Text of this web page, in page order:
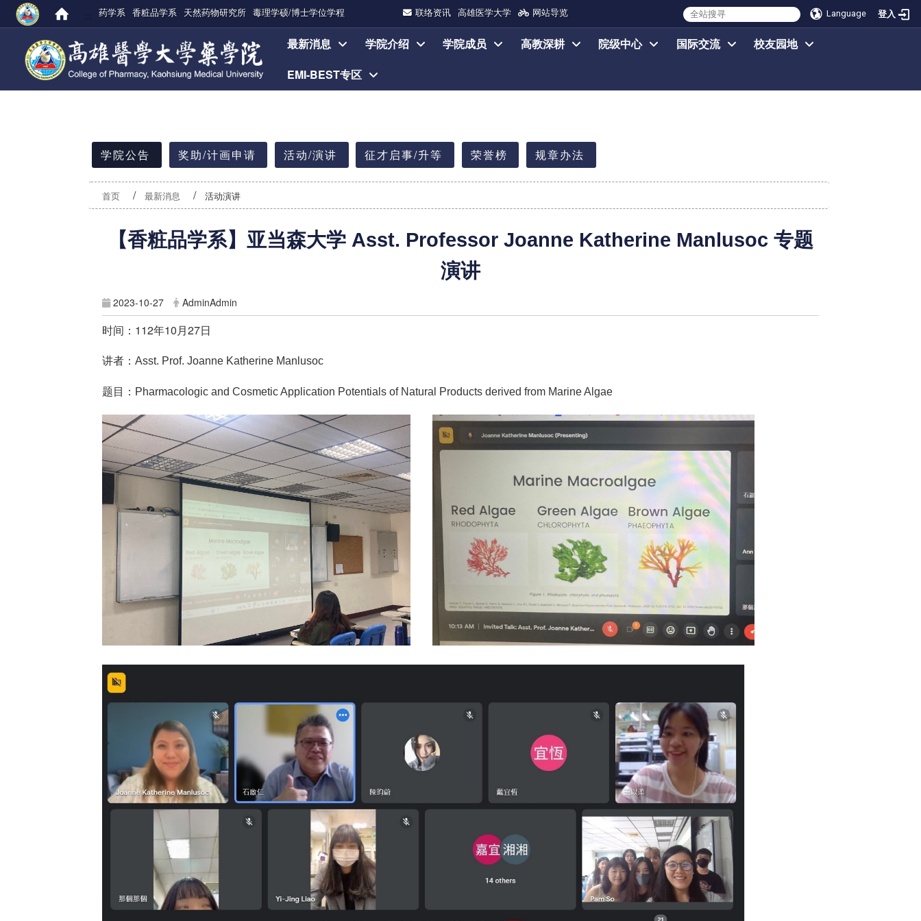
Language 登入
药学系 香粧品学系 天然药物研究所 毒理学硕/博士学位学程 联络资讯 高雄医学大学 网站导览
最新消息 学院介绍 学院成员 高教深耕 院级中心 国际交流
校友园地
EMI-BEST专区
学院公告
奖助/计画申请 活动/演讲 征才启事/升等 荣誉榜 规章办法
首页 最新消息 活动演讲
【香粧品学系】亚当森大学 Asst. Professor Joanne Katherine Manlusoc 专题
演讲
2023-10-27 AdminAdmin
时间：112年10月27日
讲者：Asst. Prof. Joanne Katherine Manlusoc
题目： Pharmacologic and Cosmetic Application Potentials of Natural Products derived from Marine Algae